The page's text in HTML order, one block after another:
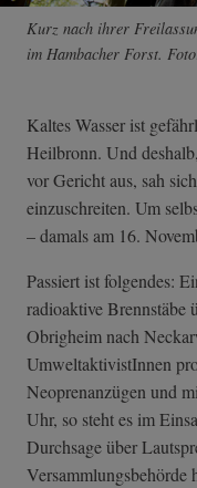
Kurz nach ihrer
im Hambacher Forst.
Kaltes Wasser ist
Heilbronn. Und
vor Gericht aus, sah
einzuschreiten. Um
– damals am 16.
Passiert ist folgendes:
radioaktive Brennstäbe
Obrigheim nach
UmweltaktivistInnen
Neoprenanzügen und
Uhr, so steht es im
Durchsage über
Versammlungsbehörde